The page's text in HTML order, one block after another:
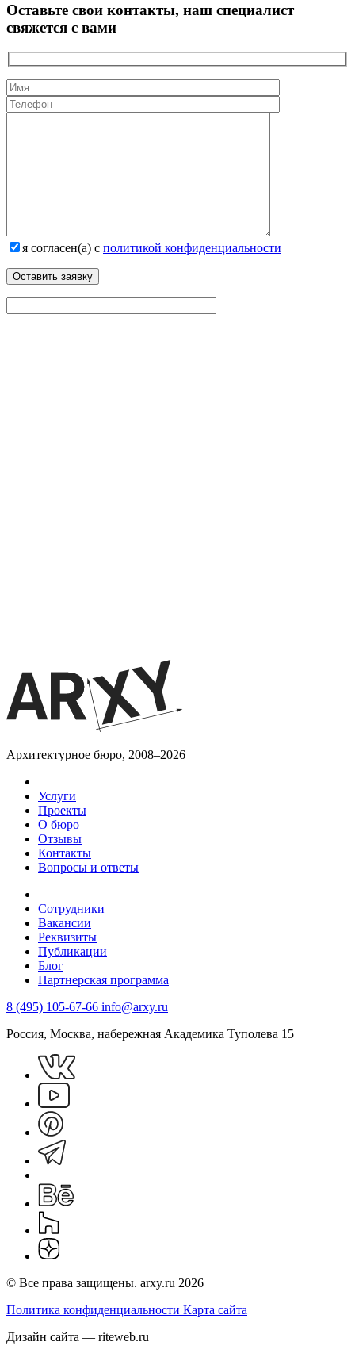
Оставьте свои контакты, наш специалист
свяжется с вами
я согласен(а) с политикой конфиденциальности
Архитектурное бюро, 2008–2026
Услуги
Проекты
О бюро
Отзывы
Контакты
Вопросы и ответы
Сотрудники
Вакансии
Реквизиты
Публикации
Блог
Партнерская программа
8 (495) 105-67-66 info@arxy.ru
Россия, Москва, набережная Академика Туполева 15
© Все права защищены. arxy.ru 2026
Политика конфиденциальности Карта сайта
Дизайн сайта — riteweb.ru